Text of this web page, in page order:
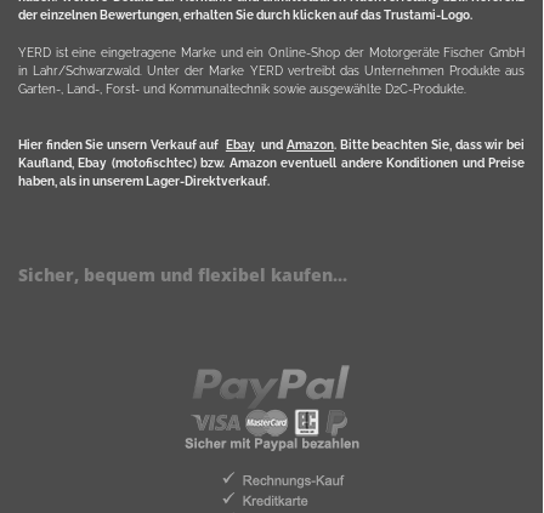
der einzelnen Bewertungen, erhalten Sie durch klicken auf das Trustami-Logo.
YERD ist eine eingetragene Marke und ein Online-Shop der Motorgeräte Fischer GmbH
in Lahr/Schwarzwald. Unter der Marke YERD vertreibt das Unternehmen Produkte aus
Garten-, Land-, Forst- und Kommunaltechnik sowie ausgewählte D2C-Produkte.
Hier finden Sie unsern Verkauf auf Ebayund Amazon. Bitte beachten Sie, dass wir bei
Kaufland, Ebay (motofischtec) bzw. Amazon eventuell andere Konditionen und Preise
haben, als in unserem Lager-Direktverkauf.
Sicher, bequem und flexibel kaufen...